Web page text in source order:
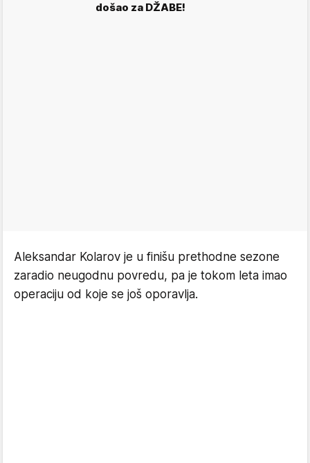
došao za DŽABE!
Aleksandar Kolarov je u finišu prethodne sezone
zaradio neugodnu povredu, pa je tokom leta imao
operaciju od koje se još oporavlja.